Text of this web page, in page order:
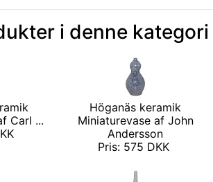
i denne kategori
Carl ...
Höganäs keramik
Miniaturevase af John
Andersson
Pris: 575 DKK